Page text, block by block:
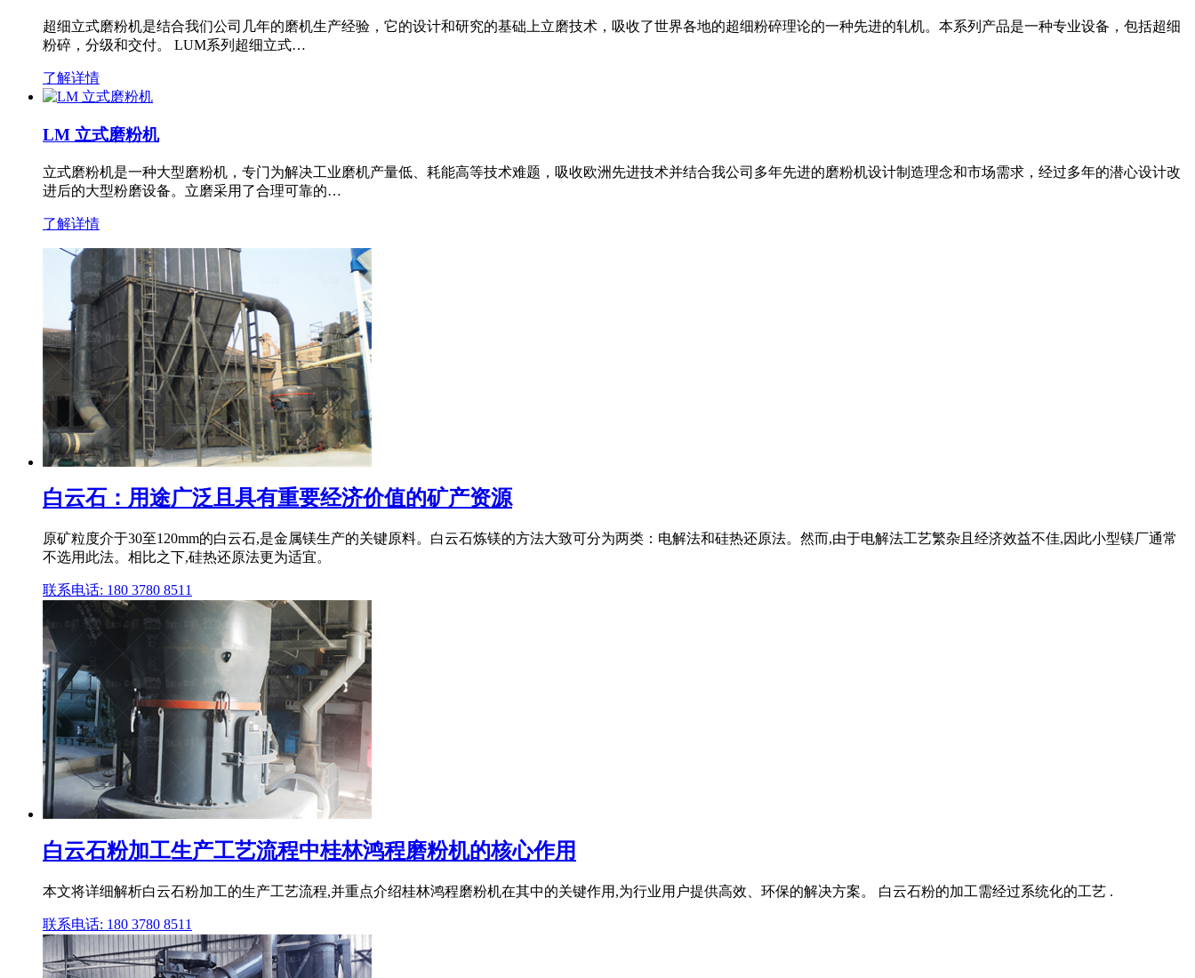
超细立式磨粉机是结合我们公司几年的磨机生产经验，它的设计和研究的基础上立磨技术，吸收了世界各地的超细粉碎理论的一种先进的轧机。本系列产品是一种专业设备，包括超细
粉碎，分级和交付。 LUM系列超细立式…
了解详情
LM 立式磨粉机
立式磨粉机是一种大型磨粉机，专门为解决工业磨机产量低、耗能高等技术难题，吸收欧洲先进技术并结合我公司多年先进的磨粉机设计制造理念和市场需求，经过多年的潜心设计改
进后的大型粉磨设备。立磨采用了合理可靠的…
了解详情
白云石：用途广泛且具有重要经济价值的矿产资源
原矿粒度介于30至120mm的白云石,是金属镁生产的关键原料。白云石炼镁的方法大致可分为两类：电解法和硅热还原法。然而,由于电解法工艺繁杂且经济效益不佳,因此小型镁厂通常
不选用此法。相比之下,硅热还原法更为适宜。
联系电话: 180 3780 8511
白云石粉加工生产工艺流程中桂林鸿程磨粉机的核心作用
本文将详细解析白云石粉加工的生产工艺流程,并重点介绍桂林鸿程磨粉机在其中的关键作用,为行业用户提供高效、环保的解决方案。 白云石粉的加工需经过系统化的工艺 .
联系电话: 180 3780 8511